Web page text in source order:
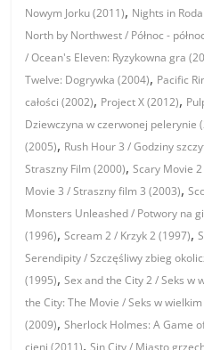
Nowym Jorku (2011), Nights in
North by Northwest / Północ -
/ Ocean's Eleven: Ryzykowna gra
Twelve: Dogrywka (2004), Pacific
całości (2002), Project X (2012),
Dziewczyna w czerwonej pelerynie
(2005), Rush Hour 3 / Godziny
Straszny Film (2000),Scary Movie
Movie 3 / Straszny film 3 (2003),
Monsters Unleashed / Potwory na
(1996),Scream 2 / Krzyk 2 (1997),
Serendipity / Szczęśliwy zbieg
(1995),Sex and the City 2 / Seks w
the City: The Movie / Seks w
(2009),Sherlock Holmes: A Game
cieni (2011),Sin City / Miasto